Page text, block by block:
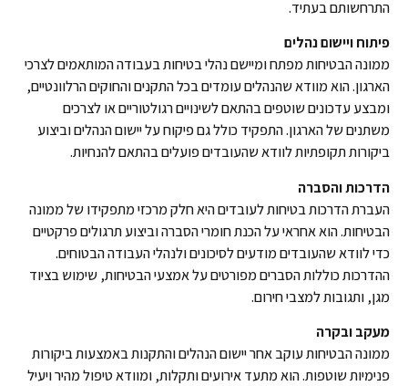
התרחשותם בעתיד.
פיתוח ויישום נהלים
ממונה הבטיחות מפתח ומיישם נהלי בטיחות בעבודה המותאמים לצרכי
הארגון. הוא מוודא שהנהלים עומדים בכל התקנים והחוקים הרלוונטיים,
ומבצע עדכונים שוטפים בהתאם לשינויים רגולטוריים או לצרכים
משתנים של הארגון. התפקיד כולל גם פיקוח על יישום הנהלים וביצוע
ביקורות תקופתיות לוודא שהעובדים פועלים בהתאם להנחיות.
הדרכות והסברה
העברת הדרכות בטיחות לעובדים היא חלק מרכזי מתפקידו של ממונה
הבטיחות. הוא אחראי על הכנת חומרי הסברה וביצוע תרגולים פרקטיים
כדי לוודא שהעובדים מודעים לסיכונים ולנהלי העבודה הבטוחים.
ההדרכות כוללות הסברים מפורטים על אמצעי הבטיחות, שימוש בציוד
מגן, ותגובות למצבי חירום.
מעקב ובקרה
ממונה הבטיחות עוקב אחר יישום הנהלים והתקנות באמצעות ביקורות
פנימיות שוטפות. הוא מתעד אירועים ותקלות, ומוודא טיפול מהיר ויעיל